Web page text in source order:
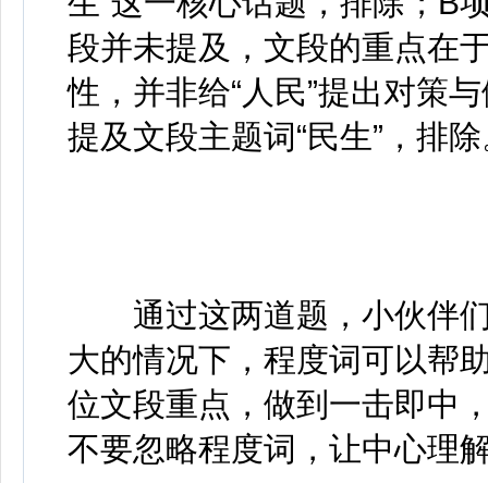
段并未提及，文段的重点在
性，并非给“人民”提出对策
提及文段主题词“民生”，排
通过这两道题，小伙伴们
大的情况下，程度词可以帮
位文段重点，做到一击即中
不要忽略程度词，让中心理